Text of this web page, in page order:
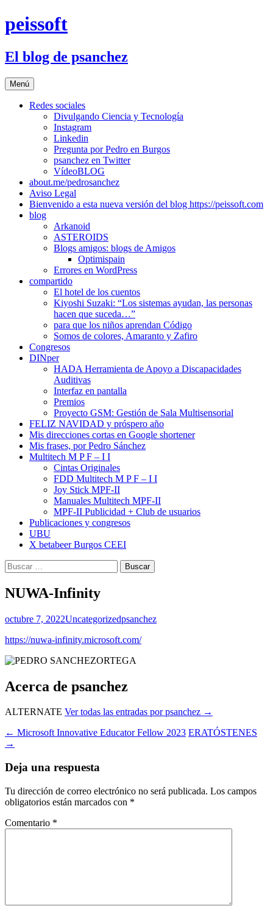
Saltar
al
peissoft
El blog de psanchez
Menú
Redes sociales
Divulgando Ciencia y Tecnología
Instagram
Linkedin
Pregunta por Pedro en Burgos
psanchez en Twitter
VídeoBLOG
about.me/pedrosanchez
Aviso Legal
Bienvenido a esta nueva versión del blog https://peissoft.com
blog
Arkanoid
ASTEROIDS
Blogs amigos: blogs de Amigos
Optimispain
Errores en WordPress
compartido
El hotel de los cuentos
Kiyoshi Suzaki: “Los sistemas ayudan, las personas
hacen que suceda…”
para que los niños aprendan Código
Somos de colores, Amaranto y Zafiro
Congresos
DINper
HADA Herramienta de Apoyo a Discapacidades
Auditivas
Interfaz en pantalla
Premios
Proyecto GSM: Gestión de Sala Multisensorial
FELIZ NAVIDAD y próspero año
Mis direcciones cortas en Google shortener
Mis frases, por Pedro Sánchez
Multitech M P F – I I
Cintas Originales
FDD Multitech M P F – I I
Joy Stick MPF-II
Manuales Multitech MPF-II
MPF-II Publicidad + Club de usuarios
Publicaciones y congresos
UBU
X betabeer Burgos CEEI
Buscar:
NUWA-Infinity
octubre 7, 2022Uncategorizedpsanchez
https://nuwa-infinity.microsoft.com/
Acerca de psanchez
ALTERNATE Ver todas las entradas por psanchez →
Navegación
de
entradas
← Microsoft Innovative Educator Fellow 2023 ERATÓSTENES
→
Deja una respuesta
Tu dirección de correo electrónico no será publicada. Los campos
obligatorios están marcados con *
Comentario *